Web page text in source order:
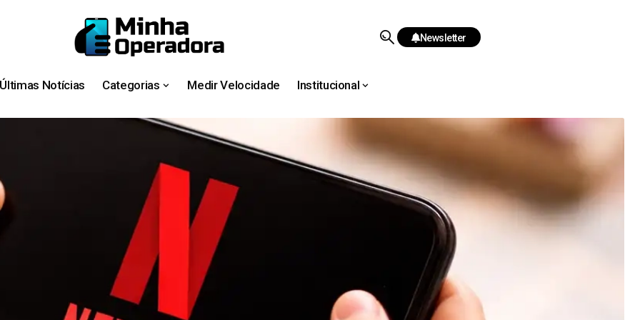
Newsletter
Últimas Notícias Categorias Medir Velocidade Institucional